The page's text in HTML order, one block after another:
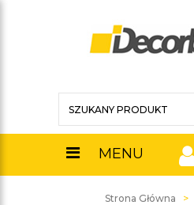
MENU
Strona Główna